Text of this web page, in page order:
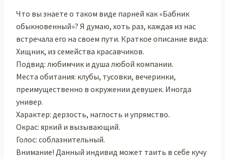
Что вы знаете о таком виде парней как «Бабник
обыкновенный»? Я думаю, хоть раз, каждая из нас
встречала его на своем пути. Краткое описание вида:
Хищник, из семейства красавчиков.
Подвид: любимчик и душа любой компании.
Места обитания: клубы, тусовки, вечеринки,
преимущественно в окружении девушек. Иногда
универ.
Характер: дерзость, наглость и упрямство.
Окрас: яркий и вызывающий.
Голос: соблазнительный.
Внимание! Данный индивид может таить в себе кучу